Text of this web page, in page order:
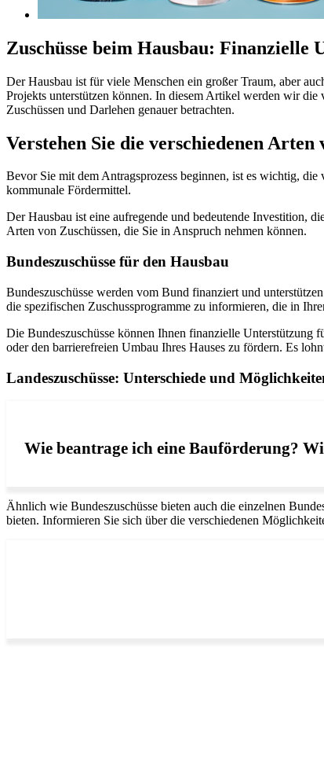
Zuschüsse beim Hausbau:
Der Hausbau ist für viele Menschen ein großer Traum, aber
Projekts unterstützen können. In diesem Artikel werden wir
Zuschüssen und Darlehen genauer betrachten.
Verstehen Sie die verschiedenen Arten
Bevor Sie mit dem Antragsprozess beginnen, ist es wichtig, die
kommunale Fördermittel.
Der Hausbau ist eine aufregende und bedeutende Investition,
Arten von Zuschüssen, die Sie in Anspruch nehmen können.
Bundeszuschüsse für den Hausbau
Bundeszuschüsse werden vom Bund finanziert und
die spezifischen Zuschussprogramme zu informieren, die in
Die Bundeszuschüsse können Ihnen finanzielle Unterstützung
oder den barrierefreien Umbau Ihres Hauses zu fördern. Es
Landeszuschüsse: Unterschiede und
Wie beantrage ich eine Bauförderung?
Ähnlich wie Bundeszuschüsse bieten auch die einzelnen
bieten. Informieren Sie sich über die verschiedenen